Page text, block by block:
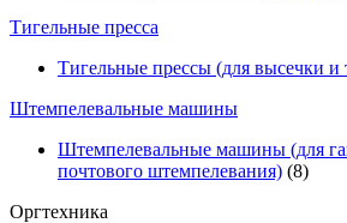
Тигельные пресса
Тигельные прессы (для высечки и
Штемпелевальные машины
Штемпелевальные машины (для
почтового штемпелевания) (8)
Оргтехника